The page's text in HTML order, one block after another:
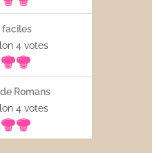
faciles
4 votes
Romans
4 votes